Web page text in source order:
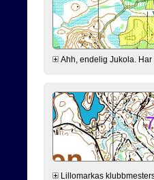
Ahh, endelig Jukola. Har
Lillomarkas